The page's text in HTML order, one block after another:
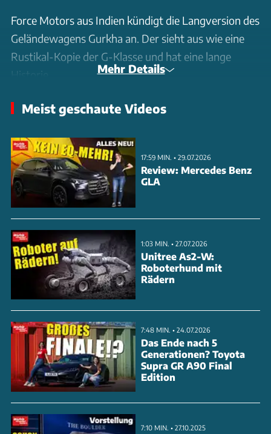
Force Motors aus Indien kündigt die Langversion des
Geländewagens Gurkha an. Der sieht aus wie eine
Rustikal-Kopie der G-Klasse und hat eine lange
Historie.
Mehr Details
Meist geschaute Videos
17:59 MIN. • 29.07.2026
Review: Mercedes Benz
GLA
1:03 MIN. • 27.07.2026
Unitree As2-W:
Roboterhund mit
Rädern
7:48 MIN. • 24.07.2026
Das Ende nach 5
Generationen? Toyota
Supra GR A90 Final
Edition
7:10 MIN. • 27.10.2025